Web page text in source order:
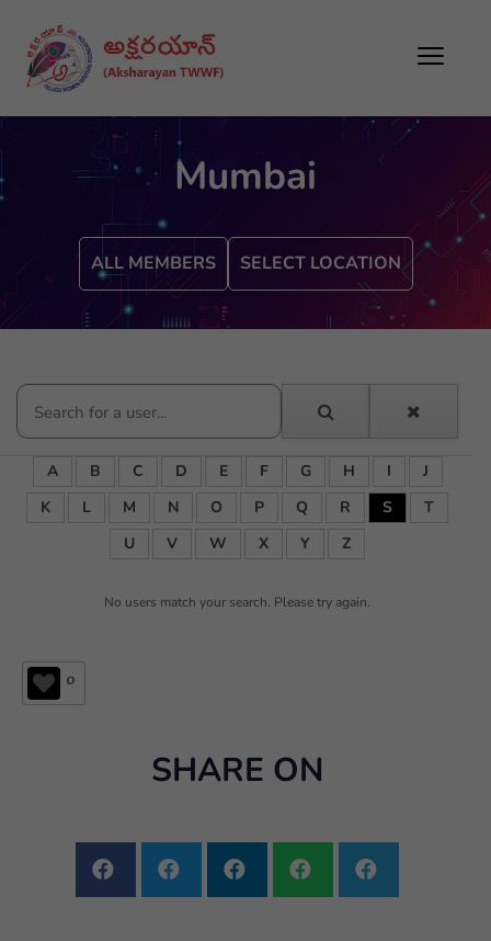
Mumbai
ALL MEMBERS SELECT LOCATION
A B C D E F G H I
J
K
L M N O P Q R S
T
U
V W X Y Z
No users match your search. Please try again.
0
SHARE ON